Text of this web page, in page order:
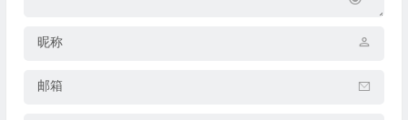
昵称
邮箱